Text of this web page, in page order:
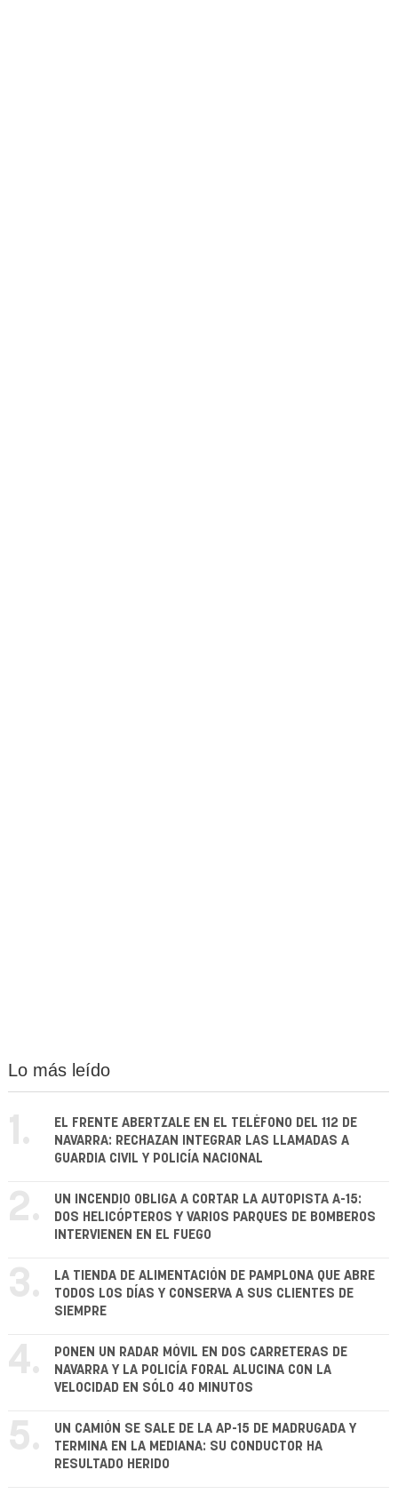
Lo más leído
1.
EL FRENTE ABERTZALE EN EL TELÉFONO DEL 112 DE
NAVARRA: RECHAZAN INTEGRAR LAS LLAMADAS A
GUARDIA CIVIL Y POLICÍA NACIONAL
2.
UN INCENDIO OBLIGA A CORTAR LA AUTOPISTA A-15:
DOS HELICÓPTEROS Y VARIOS PARQUES DE BOMBEROS
INTERVIENEN EN EL FUEGO
3.
LA TIENDA DE ALIMENTACIÓN DE PAMPLONA QUE ABRE
TODOS LOS DÍAS Y CONSERVA A SUS CLIENTES DE
SIEMPRE
4.
PONEN UN RADAR MÓVIL EN DOS CARRETERAS DE
NAVARRA Y LA POLICÍA FORAL ALUCINA CON LA
VELOCIDAD EN SÓLO 40 MINUTOS
5.
UN CAMIÓN SE SALE DE LA AP-15 DE MADRUGADA Y
TERMINA EN LA MEDIANA: SU CONDUCTOR HA
RESULTADO HERIDO